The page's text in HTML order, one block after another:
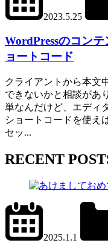
2023.5.25
WordPressのコン
ョートコード
クライアントから本文
できないかと相談があ
単なんだけど、エディ
ショートコードを使え
セッ...
RECENT
2025.1.1